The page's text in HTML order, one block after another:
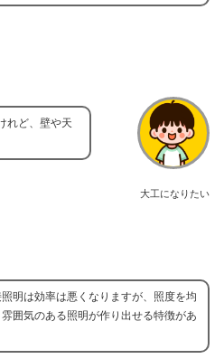
大工になりたい
れど、壁や天
明は効率は悪くなりますが、照度を均
囲気のある照明が作り出せる特徴があ